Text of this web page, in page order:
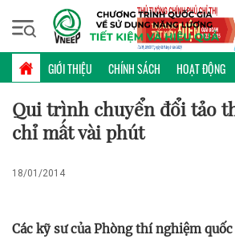
GIỚI THIỆU CHÍNH SÁCH HOẠT ĐỘNG
Thứ năm, 06/08/2026 | 20:06 GMT+7
KHOA HỌC CÔNG
Qui trình chuyển đổi tảo
chỉ mất vài phút
18/01/2014
Các kỹ sư của Phòng thí nghiệm